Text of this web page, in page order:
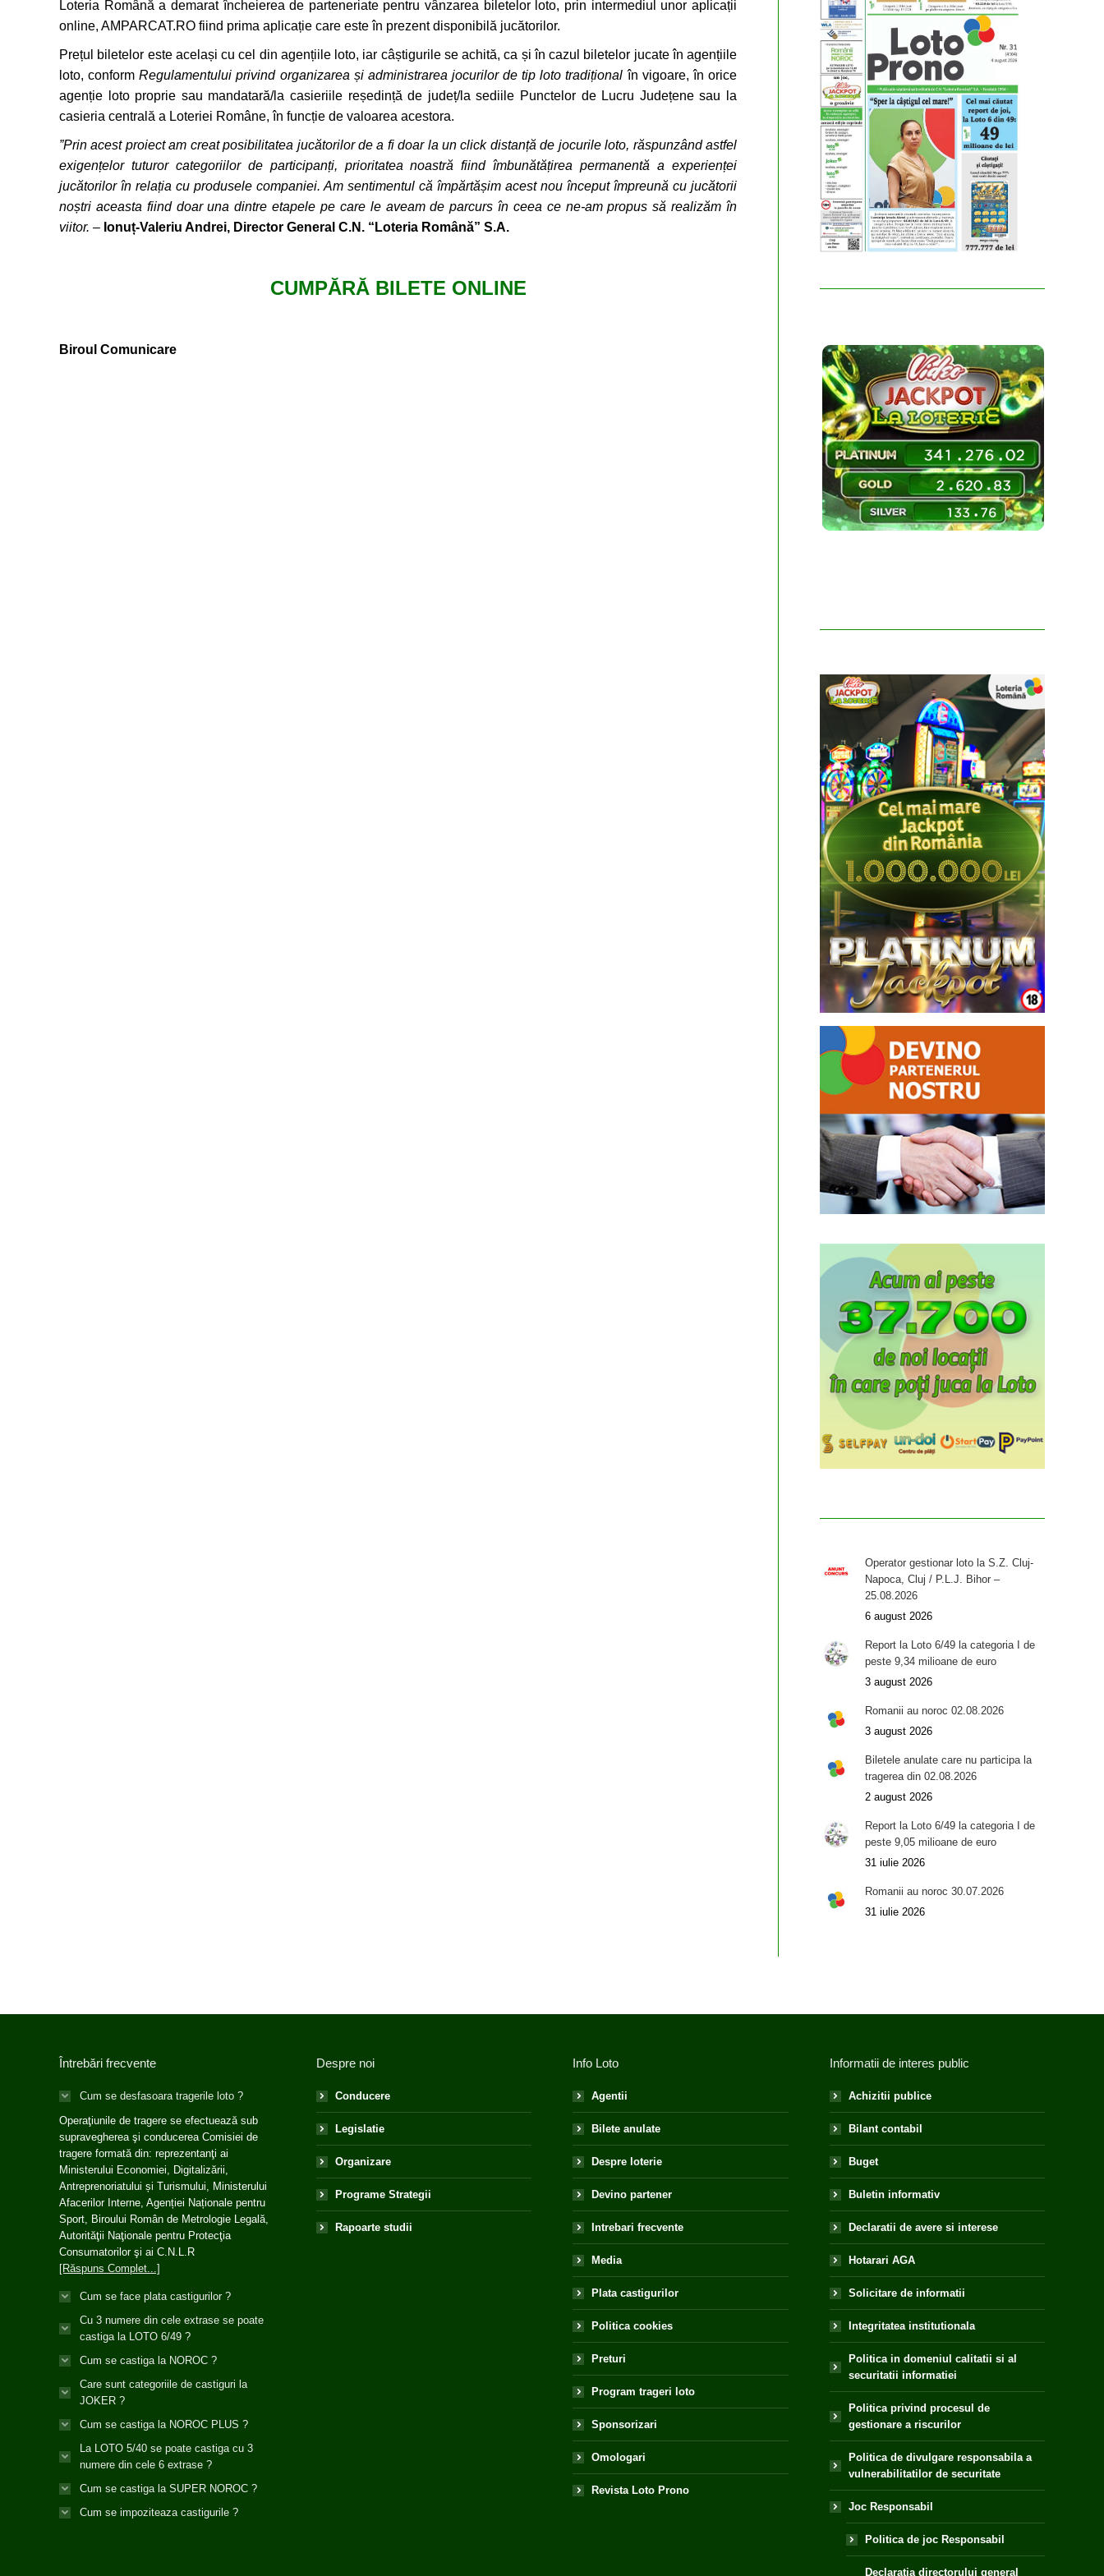
Loteria Română a demarat încheierea de parteneriate pentru vânzarea biletelor loto, prin intermediul unor aplicații
online, AMPARCAT.RO fiind prima aplicație care este în prezent disponibilă jucătorilor.
Prețul biletelor este același cu cel din agențiile loto, iar câștigurile se achită, ca și în cazul biletelor jucate în agențiile
loto, conformRegulamentului privind organizarea și administrarea jocurilor de tip loto tradițional în vigoare, în orice
agenție loto proprie sau mandatară/la casieriile reședință de județ/la sediile Punctelor de Lucru Județene sau la
casieria centrală a Loteriei Române, în funcție de valoarea acestora.
”Prin acest proiect am creat posibilitatea jucătorilor de a fi doar la un click distanță de jocurile loto, răspunzând astfel
exigențelor tuturor categoriilor de participanți, prioritatea noastră fiind îmbunătățirea permanentă a experienței
jucătorilor în relația cu produsele companiei. Am sentimentul că împărtășim acest nou început împreună cu jucătorii
noștri aceasta fiind doar una dintre etapele pe care le aveam de parcurs în ceea ce ne-am propus să realizăm în
viitor. – Ionuț-Valeriu Andrei, Director General C.N. “Loteria Română” S.A.
CUMPĂRĂ BILETE ONLINE
Biroul Comunicare
Operator gestionar loto la S.Z. Cluj-
Napoca, Cluj / P.L.J. Bihor –
25.08.2026
6 august 2026
Report la Loto 6/49 la categoria I de
peste 9,34 milioane de euro
3 august 2026
Romanii au noroc 02.08.2026
3 august 2026
Biletele anulate care nu participa la
tragerea din 02.08.2026
2 august 2026
Report la Loto 6/49 la categoria I de
peste 9,05 milioane de euro
31 iulie 2026
Romanii au noroc 30.07.2026
31 iulie 2026
Întrebări frecvente
Cum se desfasoara tragerile loto ?
Operaţiunile de tragere se efectuează sub
supravegherea şi conducerea Comisiei de
tragere formată din: reprezentanţi ai
Ministerului Economiei, Digitalizării,
Antreprenoriatului și Turismului, Ministerului
Afacerilor Interne, Agenției Naționale pentru
Sport, Biroului Român de Metrologie Legală,
Autorităţii Naţionale pentru Protecţia
Consumatorilor şi ai C.N.L.R
[Răspuns Complet...]
Cum se face plata castigurilor ?
Cu 3 numere din cele extrase se poate
castiga la LOTO 6/49 ?
Cum se castiga la NOROC ?
Care sunt categoriile de castiguri la
JOKER ?
Cum se castiga la NOROC PLUS ?
La LOTO 5/40 se poate castiga cu 3
numere din cele 6 extrase ?
Cum se castiga la SUPER NOROC ?
Cum se impoziteaza castigurile ?
Despre noi
Conducere
Legislatie
Organizare
Programe Strategii
Rapoarte studii
Info Loto
Agentii
Bilete anulate
Despre loterie
Devino partener
Intrebari frecvente
Media
Plata castigurilor
Politica cookies
Preturi
Program trageri loto
Sponsorizari
Omologari
Revista Loto Prono
Informatii de interes public
Achizitii publice
Bilant contabil
Buget
Buletin informativ
Declaratii de avere si interese
Hotarari AGA
Solicitare de informatii
Integritatea institutionala
Politica in domeniul calitatii si al
securitatii informatiei
Politica privind procesul de
gestionare a riscurilor
Politica de divulgare responsabila a
vulnerabilitatilor de securitate
Joc Responsabil
Politica de joc Responsabil
Declaratia directorului general